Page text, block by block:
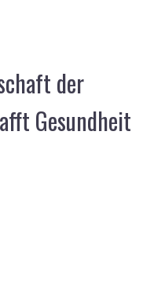
der
Gesundheit